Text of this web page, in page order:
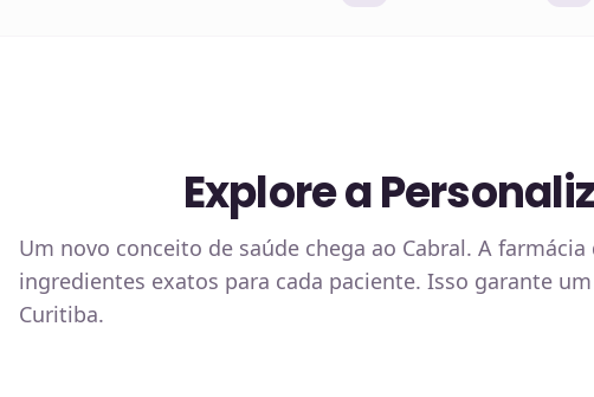
Explore a
Um novo conceito de saúde chega ao Cabral. A
ingredientes exatos para cada paciente. Isso garante
Curitiba.